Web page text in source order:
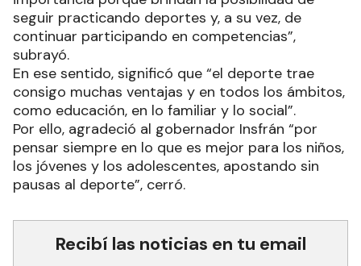
seguir practicando deportes y, a su vez, de
continuar participando en competencias”,
subrayó.
En ese sentido, significó que “el deporte trae
consigo muchas ventajas y en todos los ámbitos,
como educación, en lo familiar y lo social”.
Por ello, agradeció al gobernador Insfrán “por
pensar siempre en lo que es mejor para los niños,
los jóvenes y los adolescentes, apostando sin
pausas al deporte”, cerró.
Recibí las noticias en tu email